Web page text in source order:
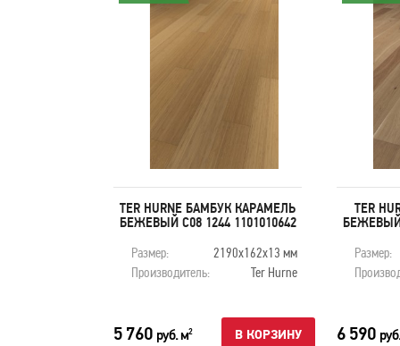
TER HURNE БАМБУК КАРАМЕЛЬ
БЕЖЕВЫЙ C08 1244 1101010642
Размер:
2190х162х13 мм
Производитель:
Ter Hurne
5 760 руб. м2 В КОРЗИНУ
TER
БЕЖЕВЫЙ
Размер:
6 590